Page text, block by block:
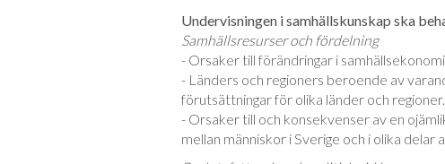
Undervisningen i samhällskunskap ska
Samhällsresurser och fördelning
- Orsaker till förändringar i
- Länders och regioners beroende av
förutsättningar för olika länder och regioner.
- Orsaker till och konsekvenser av en
mellan människor i Sverige och i olika delar